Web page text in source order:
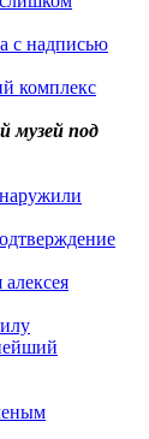
с надписью
комплекс
музей под